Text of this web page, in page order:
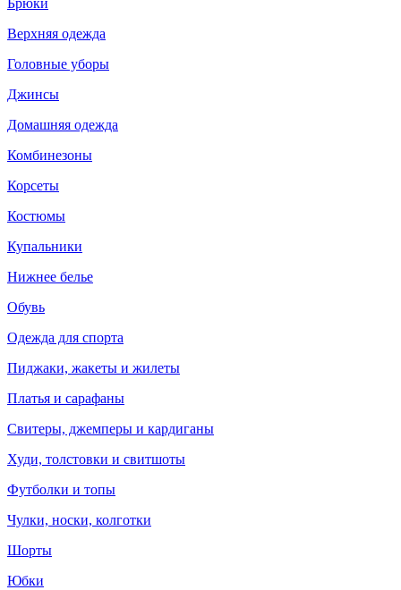
Брюки
Верхняя одежда
Головные уборы
Джинсы
Домашняя одежда
Комбинезоны
Корсеты
Костюмы
Купальники
Нижнее белье
Обувь
Одежда для спорта
Пиджаки, жакеты и жилеты
Платья и сарафаны
Свитеры, джемперы и кардиганы
Худи, толстовки и свитшоты
Футболки и топы
Чулки, носки, колготки
Шорты
Юбки